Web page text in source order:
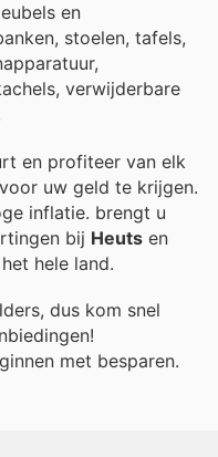
en
stoelen, tafels,
verwijderbare
en profiteer van elk
uw geld te krijgen.
inflatie. brengt u
bij Heuts en
hele land.
dus kom snel
met besparen.